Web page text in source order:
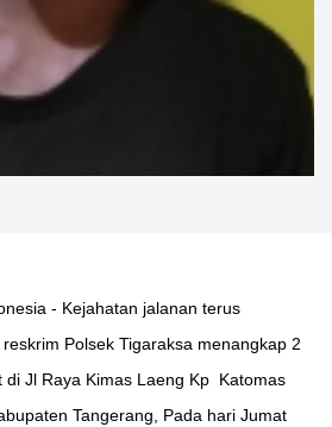
- Kejahatan jalanan terus
Polsek Tigaraksa menangkap 2
di Jl Raya Kimas Laeng Kp Katomas
Tangerang, Pada hari Jumat